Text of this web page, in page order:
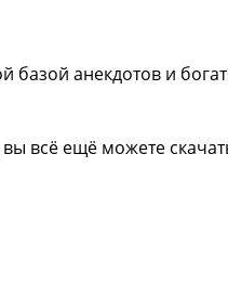
базой анекдотов и
всё ещё можете